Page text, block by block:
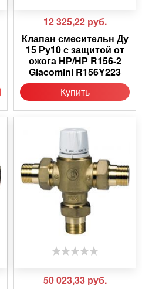
12 325,22 руб.
Клапан смесительн Ду
15 Ру10 с защитой от
ожога НР/НР R156-2
Giacomini R156Y223
Купить
50 023,33 руб.